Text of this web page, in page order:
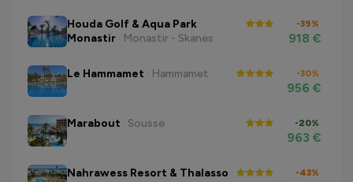
Houda Golf & Aqua Park
Monastir · Monastir - Skanes
-39%
918 €
Le Hammamet · Hammamet -30%
956 €
Marabout · Sousse -20%
963 €
Nahrawess Resort & Thalasso ·
-43%